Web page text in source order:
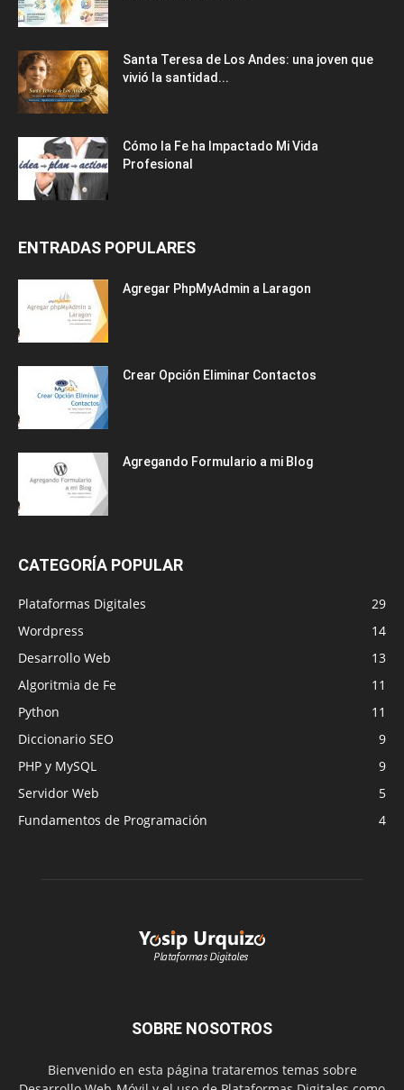
Santa Teresa de Los Andes: una joven que
vivió la santidad...
Cómo la Fe ha Impactado Mi Vida
Profesional
ENTRADAS POPULARES
Agregar PhpMyAdmin a Laragon
Crear Opción Eliminar Contactos
Agregando Formulario a mi Blog
CATEGORÍA POPULAR
Plataformas Digitales
29
Wordpress
14
Desarrollo Web
13
Algoritmia de Fe
11
Python
11
Diccionario SEO
9
PHP y MySQL
9
Servidor Web
5
Fundamentos de Programación
4
SOBRE NOSOTROS
Bienvenido en esta página trataremos temas sobre